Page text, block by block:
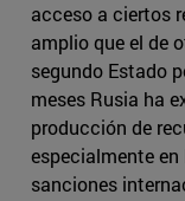
acceso a ciertos
amplio que el de
segundo Estado
meses Rusia ha
producción de
especialmente
sanciones